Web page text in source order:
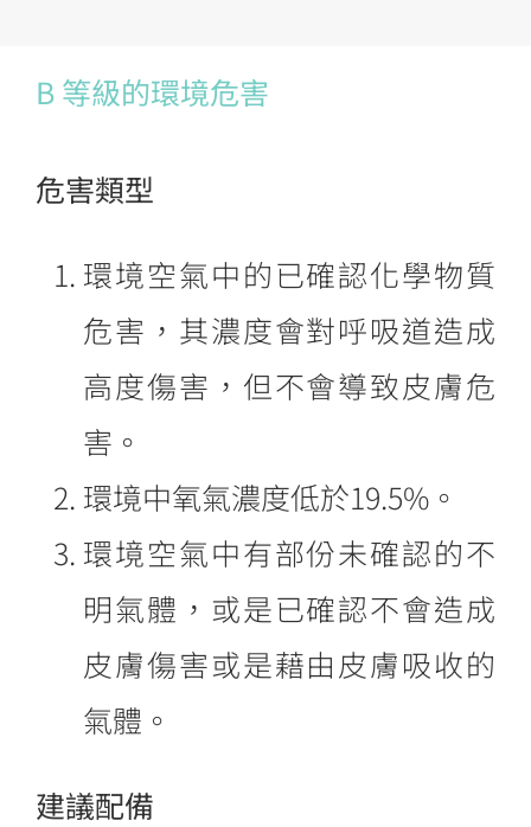
B 等級的環境危害
危害類型
環境空氣中的已確認化學物質
危害，其濃度會對呼吸道造成
高度傷害，但不會導致皮膚危
害。
環境中氧氣濃度低於19.5%。
環境空氣中有部份未確認的不
明氣體，或是已確認不會造成
皮膚傷害或是藉由皮膚吸收的
氣體。
建議配備